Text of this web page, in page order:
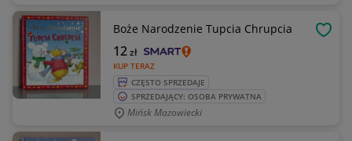
Boże Narodzenie Tupcia Chrupcia
KUP TERAZ
12zł
CZĘSTO SPRZEDAJE
SPRZEDAJĄCY: OSOBA PRYWATNA
Mińsk Mazowiecki